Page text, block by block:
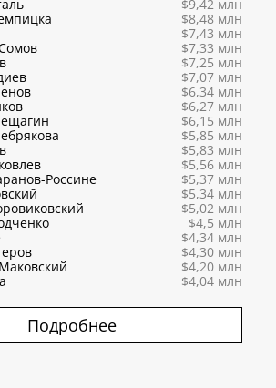
$9,42 млн
$8,48 млн
$7,43 млн
$7,33 млн
$7,25 млн
$7,07 млн
$6,34 млн
$6,27 млн
$6,15 млн
$5,85 млн
$5,83 млн
$5,56 млн
Россине
$5,37 млн
$5,34 млн
$5,02 млн
$4,5 млн
$4,34 млн
$4,30 млн
$4,20 млн
$4,04 млн
Подробнее